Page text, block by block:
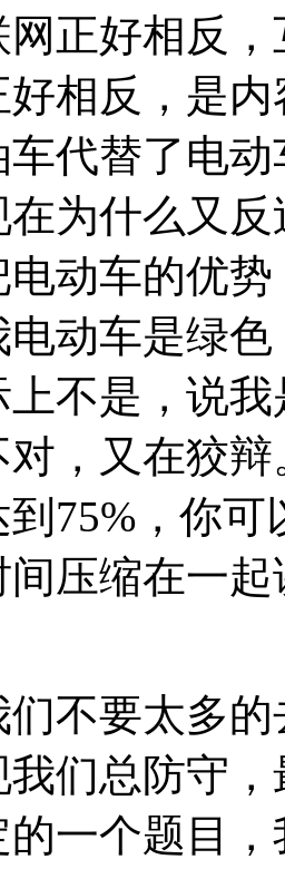
正好相反
相反，是
代替了电
为什么又
动车的优
电动车是绿
不是，说
对，又在狡
75%，你
压缩在一
不要太多
们总防守
一个题目